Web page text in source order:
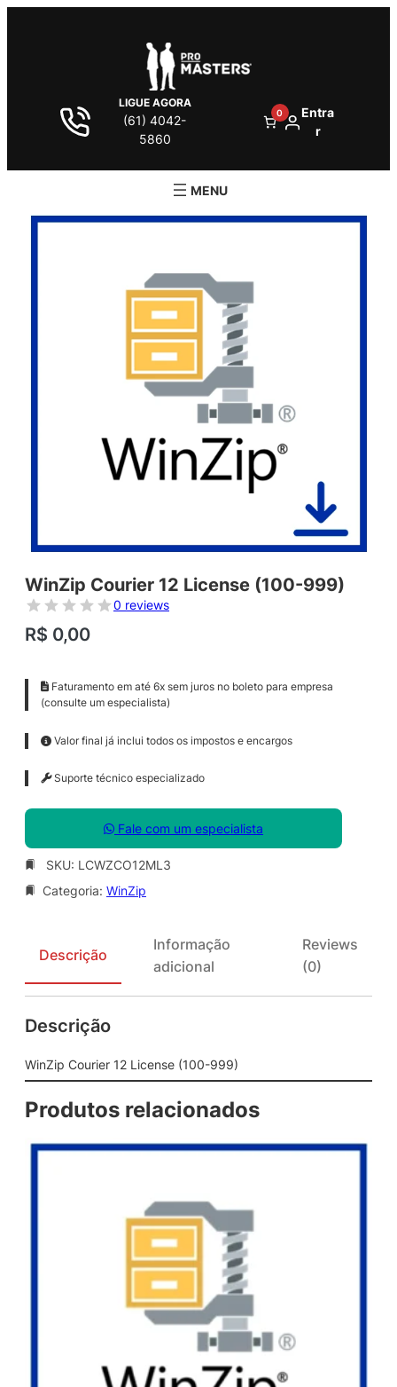
LIGUE AGORA
(61) 4042-
5860
0
Entra
r
WinZip Courier 12 License (100-999)
0 reviews
R$ 0,00
Faturamento em até 6x sem juros no boleto para empresa
(consulte um especialista)
Valor final já inclui todos os impostos e encargos
Suporte técnico especializado
Fale com um especialista
SKU: LCWZCO12ML3
Categoria: WinZip
Descrição
Informação
adicional
Reviews
(0)
Descrição
WinZip Courier 12 License (100-999)
Produtos relacionados